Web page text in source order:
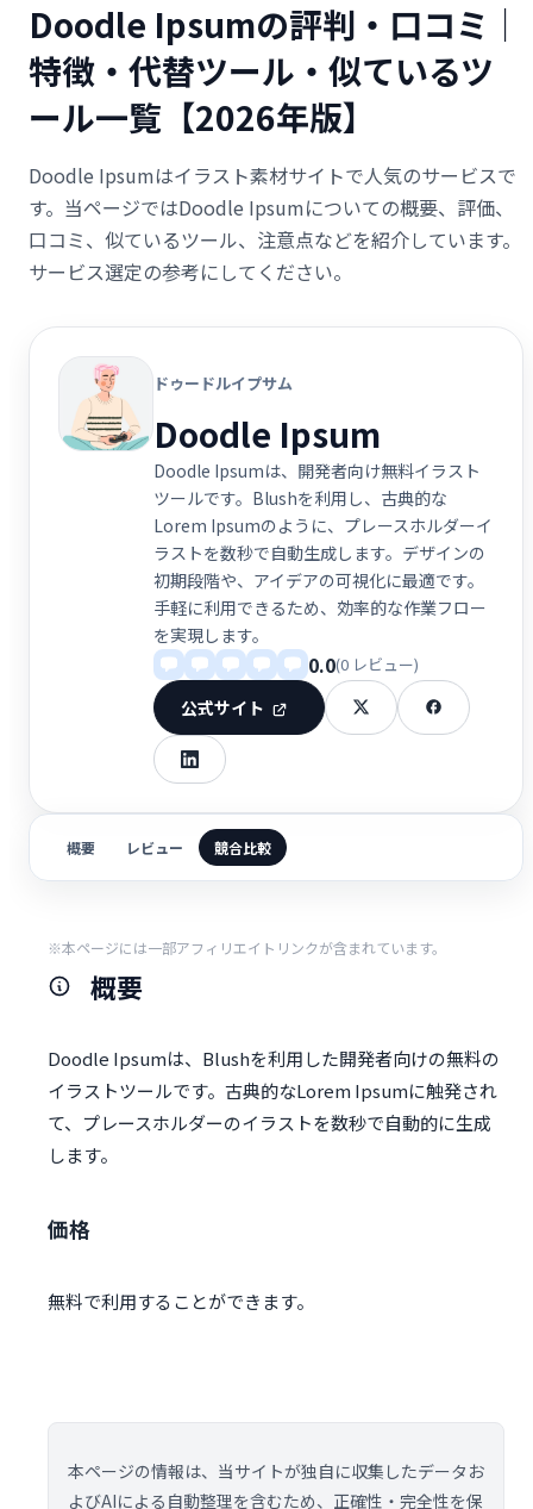
Doodle Ipsumの評判・口コミ｜
特徴・代替ツール・似ているツ
ール一覧【2026年版】
Doodle Ipsumはイラスト素材サイトで人気のサービスで
す。当ページではDoodle Ipsumについての概要、評価、
口コミ、似ているツール、注意点などを紹介しています。
サービス選定の参考にしてください。
ドゥードルイプサム
Doodle Ipsum
Doodle Ipsumは、開発者向け無料イラスト
ツールです。Blushを利用し、古典的な
Lorem Ipsumのように、プレースホルダーイ
ラストを数秒で自動生成します。デザインの
初期段階や、アイデアの可視化に最適です。
手軽に利用できるため、効率的な作業フロー
を実現します。
0.0(0 レビュー)
公式サイト
概要 レビュー 競合比較
※本ページには一部アフィリエイトリンクが含まれています。
概要
Doodle Ipsumは、Blushを利用した開発者向けの無料の
イラストツールです。古典的なLorem Ipsumに触発され
て、プレースホルダーのイラストを数秒で自動的に生成
します。
価格
無料で利用することができます。
本ページの情報は、当サイトが独自に収集したデータお
よびAIによる自動整理を含むため、正確性・完全性を保